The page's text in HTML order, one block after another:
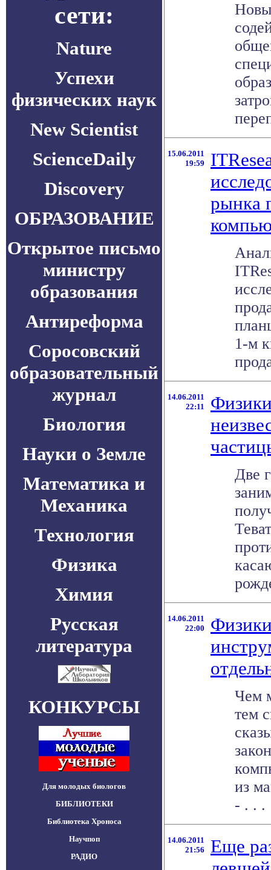
сети:
Nature
Успехи
физических наук
New Scientist
ScienceDaily
Discovery
ОБРАЗОВАНИЕ
Открытое письмо
министру
образования
Антиреформа
Соросовский
образовательный
журнал
Биология
Науки о Земле
Математика и
Механика
Технология
Физика
Химия
Русская
литература
КОНКУРСЫ
Для молодых биологов
БИБЛИОТЕКИ
Библиотека Хроноса
Научпоп
РАДИО
15.06.2011
19:59
рынка
1-м
14.06.2011
22:11
Две
14.06.2011
22:00
Чем
тем
из
- . . .
14.06.2011
21:56
Еще